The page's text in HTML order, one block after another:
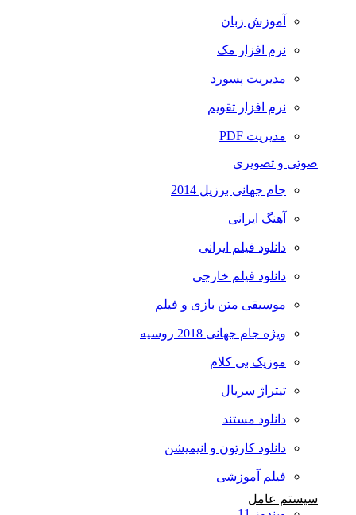
آموزش زبان
نرم افزار مک
مدیریت پسورد
نرم افزار تقویم
مدیریت PDF
صوتی و تصویری
جام جهانی برزیل 2014
آهنگ ایرانی
دانلود فیلم ایرانی
دانلود فیلم خارجی
موسیقی متن بازی و فیلم
ویژه جام جهانی 2018 روسیه
موزیک بی کلام
تیتراژ سریال
دانلود مستند
دانلود کارتون و انیمیشن
فیلم آموزشی
سیستم عامل